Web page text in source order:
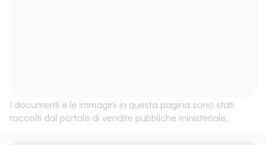
I documenti e le immagini in questa pagina sono stati
raccolti dal portale di vendite pubbliche ministeriale.